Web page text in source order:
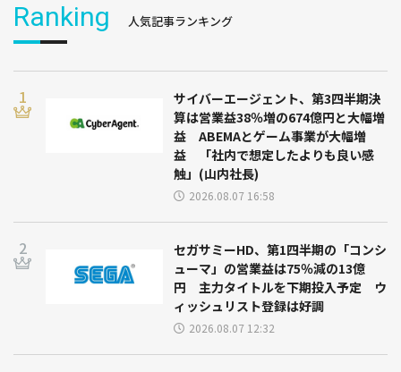
Ranking 人気記事ランキング
サイバーエージェント、第3四半期決
算は営業益38％増の674億円と大幅増
益 ABEMAとゲーム事業が大幅増
益 「社内で想定したよりも良い感
触」(山内社長)
2026.08.07 16:58
セガサミーHD、第1四半期の「コンシ
ューマ」の営業益は75％減の13億
円 主力タイトルを下期投入予定 ウ
ィッシュリスト登録は好調
2026.08.07 12:32